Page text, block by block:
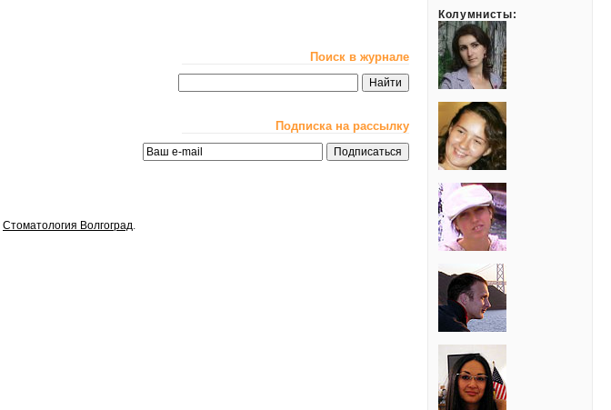
Поиск в журнале
Подписка на рассылку
Стоматология Волгоград.
Колумнисты: